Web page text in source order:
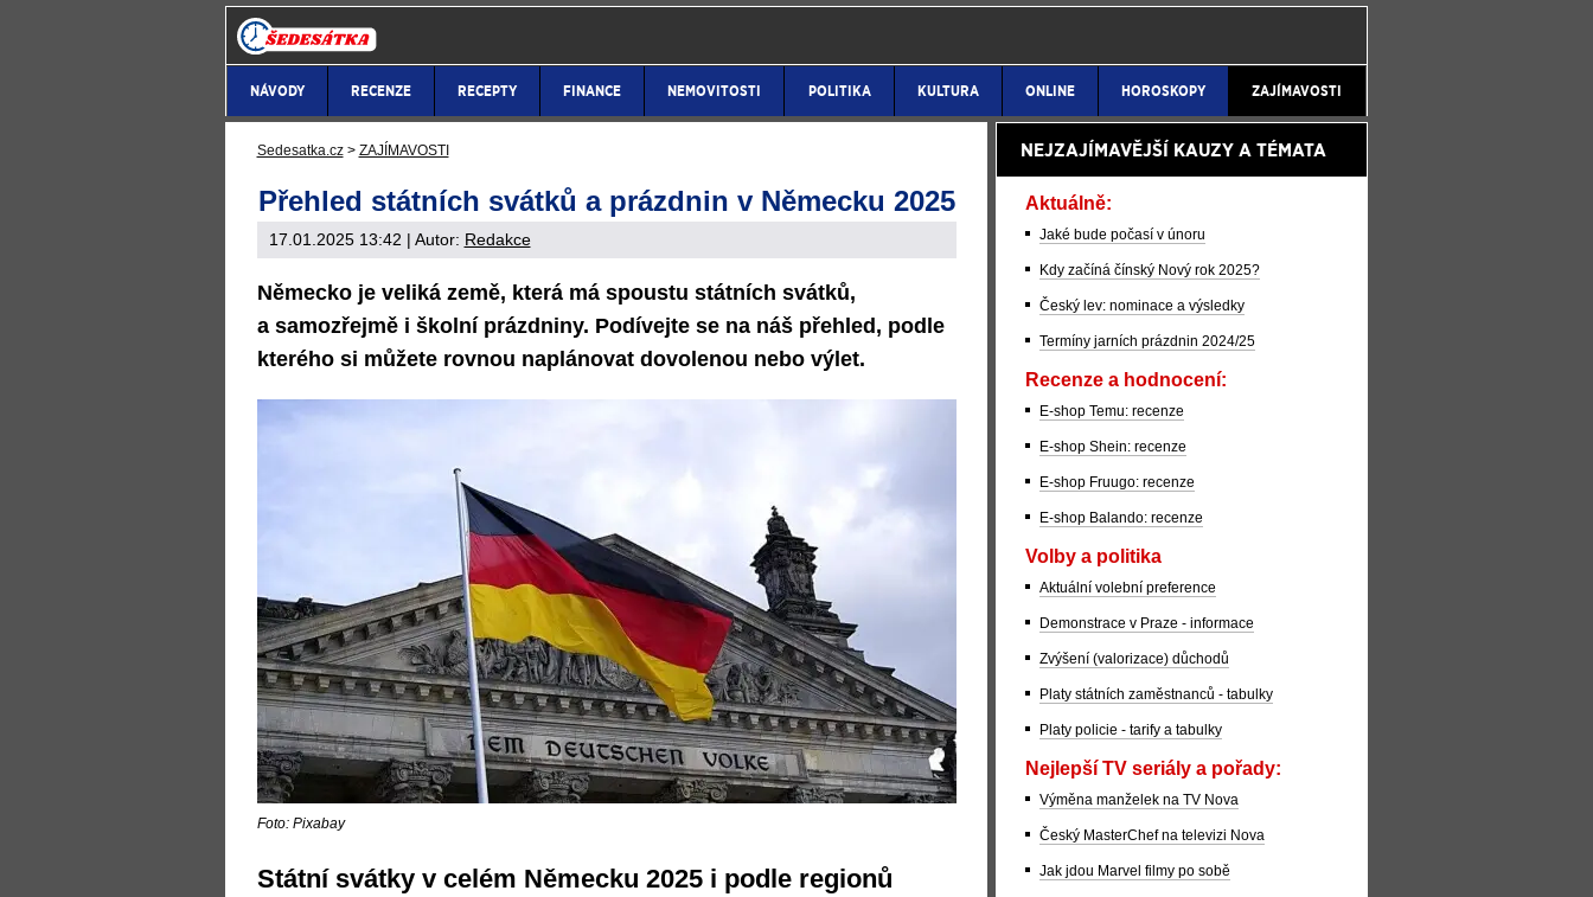
NÁVODY RECENZE RECEPTY FINANCE NEMOVITOSTI POLITIKA KULTURA ONLINE HOROSKOPY ZAJÍMAVOSTI
Sedesatka.cz > ZAJÍMAVOSTI
Přehled státních svátků a prázdnin v Německu 2025
17.01.2025 13:42 | Autor: Redakce
Německo je veliká země, která má spoustu státních svátků,
a samozřejmě i školní prázdniny. Podívejte se na náš přehled, podle
kterého si můžete rovnou naplánovat dovolenou nebo výlet.
Foto: Pixabay
Státní svátky v celém Německu 2025 i podle regionů
NEJZAJÍMAVĚJŠÍ KAUZY A TÉMATA
Aktuálně:
Jaké bude počasí v únoru
Kdy začíná čínský Nový rok 2025?
Český lev: nominace a výsledky
Termíny jarních prázdnin 2024/25
Recenze a hodnocení:
E-shop Temu: recenze
E-shop Shein: recenze
E-shop Fruugo: recenze
E-shop Balando: recenze
Volby a politika
Aktuální volební preference
Demonstrace v Praze - informace
Zvýšení (valorizace) důchodů
Platy státních zaměstnanců - tabulky
Platy policie - tarify a tabulky
Nejlepší TV seriály a pořady:
Výměna manželek na TV Nova
Český MasterChef na televizi Nova
Jak jdou Marvel filmy po sobě